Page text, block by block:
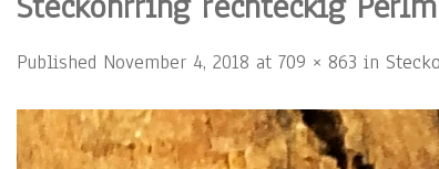
Published November 4, 2018 at 709 × 863 in